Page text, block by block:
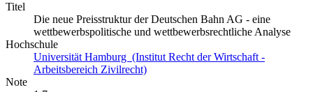
Titel
Die neue Preisstruktur der Deutschen Bahn AG - eine
wettbewerbspolitische und wettbewerbsrechtliche Analyse
Hochschule
Universität Hamburg (Institut Recht der Wirtschaft -
Arbeitsbereich Zivilrecht)
Note